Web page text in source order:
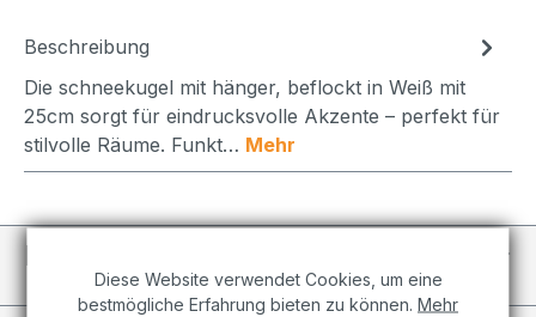
Beschreibung
Die schneekugel mit hänger, beflockt in Weiß mit
25cm sorgt für eindrucksvolle Akzente – perfekt für
stilvolle Räume. Funkt… Mehr
Individuelle Projekte
Diese Website verwendet Cookies, um eine
bestmögliche Erfahrung bieten zu können. Mehr